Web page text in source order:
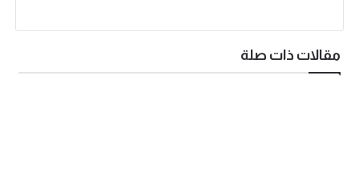
مقالات ذات صلة